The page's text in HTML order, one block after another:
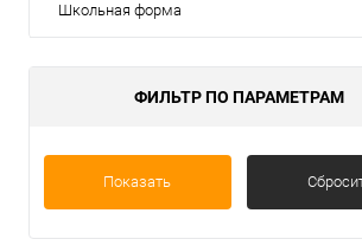
Школьная форма
ФИЛЬТР ПО ПАРАМЕТРАМ
Показать